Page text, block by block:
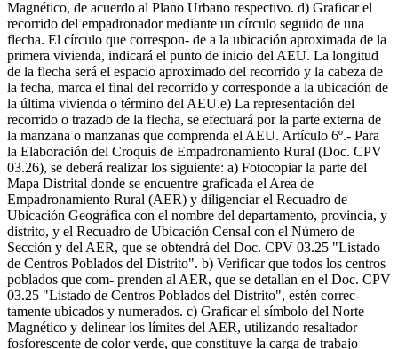
Magnético, de acuerdo al Plano Urbano respectivo. d) Graficar el
recorrido del empadronador mediante un círculo seguido de una
flecha. El círculo que correspon- de a la ubicación aproximada de la
primera vivienda, indicará el punto de inicio del AEU. La longitud
de la flecha será el espacio aproximado del recorrido y la cabeza de
la fecha, marca el final del recorrido y corresponde a la ubicación de
la última vivienda o término del AEU.e) La representación del
recorrido o trazado de la flecha, se efectuará por la parte externa de
la manzana o manzanas que comprenda el AEU. Artículo 6º.- Para
la Elaboración del Croquis de Empadronamiento Rural (Doc. CPV
03.26), se deberá realizar los siguiente: a) Fotocopiar la parte del
Mapa Distrital donde se encuentre graficada el Area de
Empadronamiento Rural (AER) y diligenciar el Recuadro de
Ubicación Geográfica con el nombre del departamento, provincia, y
distrito, y el Recuadro de Ubicación Censal con el Número de
Sección y del AER, que se obtendrá del Doc. CPV 03.25 "Listado
de Centros Poblados del Distrito". b) Verificar que todos los centros
poblados que com- prenden al AER, que se detallan en el Doc. CPV
03.25 "Listado de Centros Poblados del Distrito", estén correc-
tamente ubicados y numerados. c) Graficar el símbolo del Norte
Magnético y delinear los límites del AER, utilizando resaltador
fosforescente de color verde, que constituye la carga de trabajo